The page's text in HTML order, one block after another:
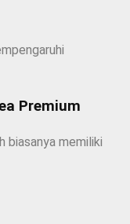
Premium
biasanya memiliki